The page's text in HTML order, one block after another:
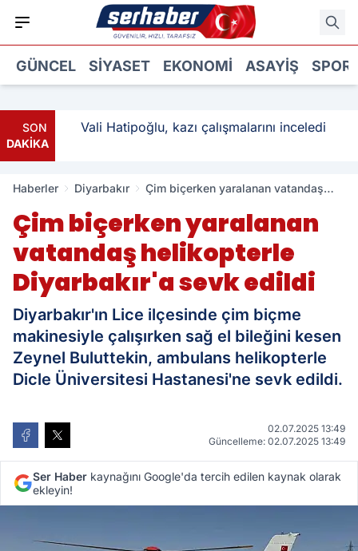
GÜNCEL SIYASET EKONOMI ASAYIŞ SPOR
SON
DAKİKA
Vali Hatipoğlu, kazı çalışmalarını inceledi
Haberler Diyarbakır
Çim biçerken yaralanan vatandaş
Çim biçerken yaralanan
vatandaş helikopterle
Diyarbakır'a sevk edildi
Diyarbakır'ın Lice ilçesinde çim biçme
makinesiyle çalışırken sağ el bileğini kesen
Zeynel Buluttekin, ambulans helikopterle
Dicle Üniversitesi Hastanesi'ne sevk edildi.
02.07.2025 13:49
Güncelleme: 02.07.2025 13:49
Ser Haber kaynağını Google'da tercih edilen kaynak olarak
ekleyin!